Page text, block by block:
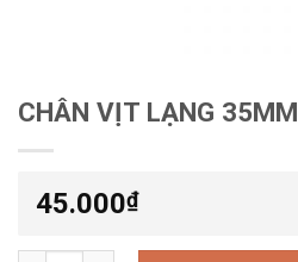
CHÂN VỊT LẠNG 35MM
45.000₫